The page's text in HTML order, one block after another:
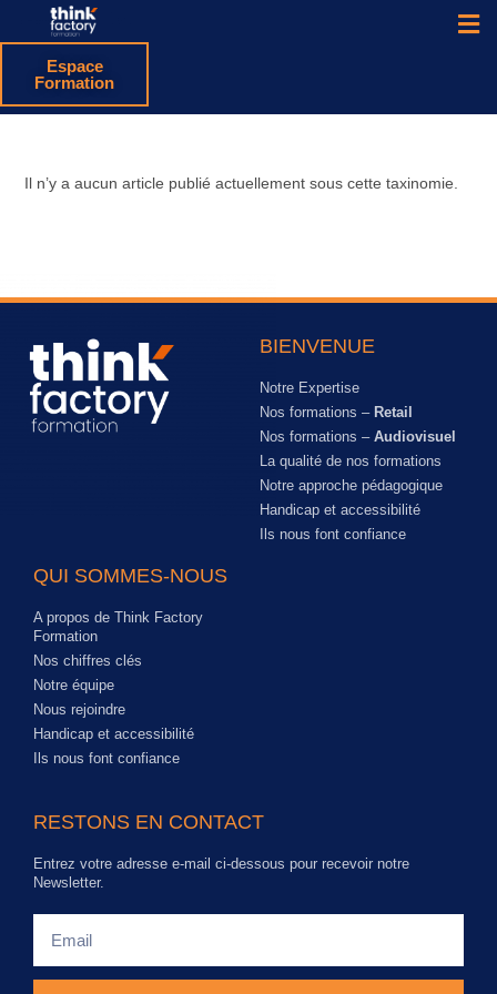
Espace
Formation
Il n’y a aucun article publié actuellement sous cette taxinomie.
BIENVENUE
Notre Expertise
Nos formations – Retail
Nos formations – Audiovisuel
La qualité de nos formations
Notre approche pédagogique
Handicap et accessibilité
Ils nous font confiance
QUI SOMMES-NOUS
A propos de Think Factory
Formation
Nos chiffres clés
Notre équipe
Nous rejoindre
Handicap et accessibilité
Ils nous font confiance
RESTONS EN CONTACT
Entrez votre adresse e-mail ci-dessous pour recevoir notre
Newsletter.